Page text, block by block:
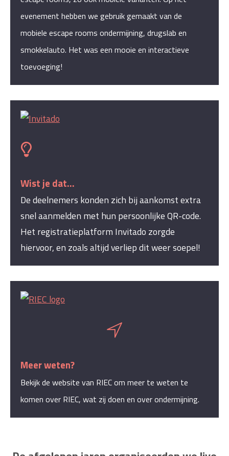
evenement hebben we gebruik gemaakt van de
mobiele escape rooms ondermijning, drugslab en
smokkelauto. Het was een mooie en interactieve
toevoeging!
Wist je dat...
De deelnemers konden zich bij aankomst extra
snel aanmelden met hun persoonlijke QR-code.
Het registratieplatform Invitado zorgde
hiervoor, en zoals altijd verliep dit weer soepel!
Meer weten?
Bekijk de website van RIEC om meer te weten te
komen over RIEC, wat zij doen en over ondermijning.